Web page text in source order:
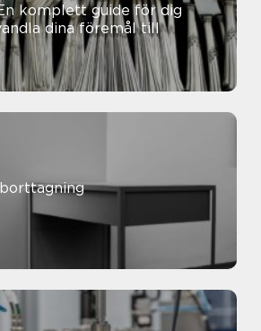
komplett guide för dig
dina föremål till